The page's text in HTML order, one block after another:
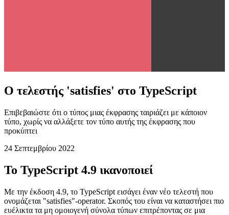
Ο τελεστής 'satisfies' στο TypeScript
τύπο, χωρίς να αλλάξετε τον τύπο αυτής της έκφρασης που
24 Σεπτεμβρίου 2022
Το TypeScript 4.9 ικανοποιεί